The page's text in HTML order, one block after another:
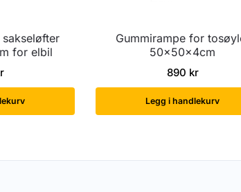
for elbil
Gummirampe for
50x50x4cm
890 kr
Legg i handlekurv